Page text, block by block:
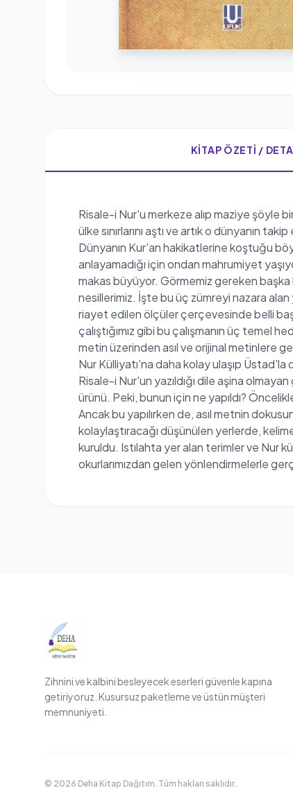
KITAP ÖZETI /
Risale-i Nur'u merkeze alıp maziye şöyle
ülke sınırlarını aştı ve artık o dünyanın
Dünyanın Kur'an hakikatlerine koştuğu
anlayamadığı için ondan mahrumiyet
makas büyüyor. Görmemiz gereken başka
nesillerimiz. İşte bu üç zümreyi nazara alan
riayet edilen ölçüler çerçevesinde belli
çalıştığımız gibi bu çalışmanın üç
metin üzerinden asıl ve orijinal metinlere
Nur Külliyatı'na daha kolay ulaşıp
Risale-i Nur'un yazıldığı dile aşina
ürünü. Peki, bunun için ne yapıldı?
Ancak bu yapılırken de, asıl metnin
kolaylaştıracağı düşünülen yerlerde,
kuruldu. Istılahta yer alan terimler ve Nur
okurlarımızdan gelen yönlendirmelerle
Zihnini ve kalbini besleyecek eserleri güvenle kapına
getiriyoruz. Kusursuz paketleme ve üstün müşteri
memnuniyeti.
© 2026 Deha Kitap Dağıtım. Tüm hakları saklıdır.